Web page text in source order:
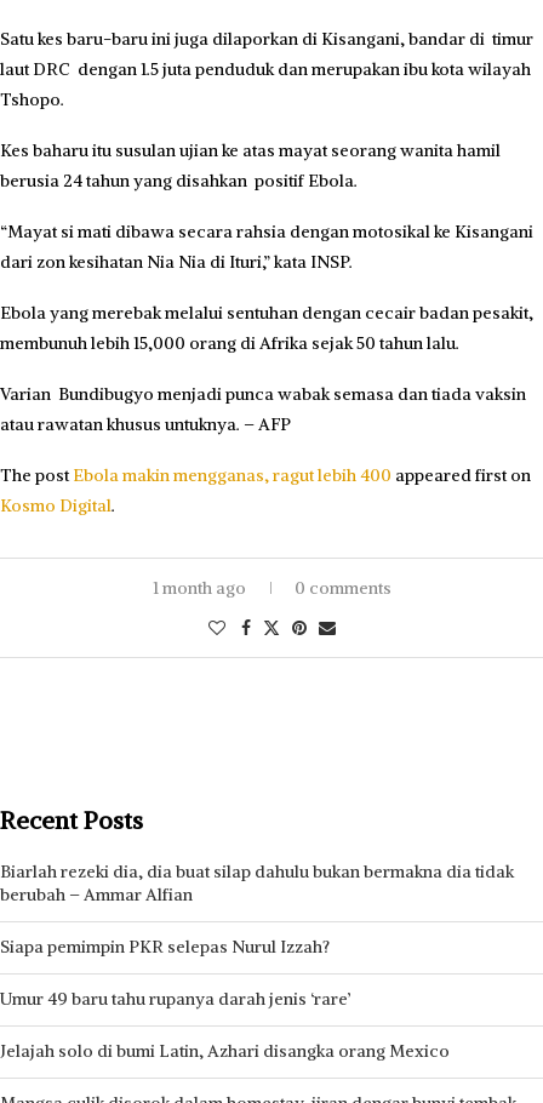
Satu kes baru-baru ini juga dilaporkan di Kisangani, bandar di timur
laut DRC dengan 1.5 juta penduduk dan merupakan ibu kota wilayah
Tshopo.
Kes baharu itu susulan ujian ke atas mayat seorang wanita hamil
berusia 24 tahun yang disahkan positif Ebola.
“Mayat si mati dibawa secara rahsia dengan motosikal ke Kisangani
dari zon kesihatan Nia Nia di Ituri,” kata INSP.
Ebola yang merebak melalui sentuhan dengan cecair badan pesakit,
membunuh lebih 15,000 orang di Afrika sejak 50 tahun lalu.
Varian Bundibugyo menjadi punca wabak semasa dan tiada vaksin
atau rawatan khusus untuknya. – AFP
The postEbola makin mengganas, ragut lebih 400 appeared first on
Kosmo Digital.
1 month ago 0 comments
Recent Posts
Biarlah rezeki dia, dia buat silap dahulu bukan bermakna dia tidak
berubah – Ammar Alfian
Siapa pemimpin PKR selepas Nurul Izzah?
Umur 49 baru tahu rupanya darah jenis ‘rare’
Jelajah solo di bumi Latin, Azhari disangka orang Mexico